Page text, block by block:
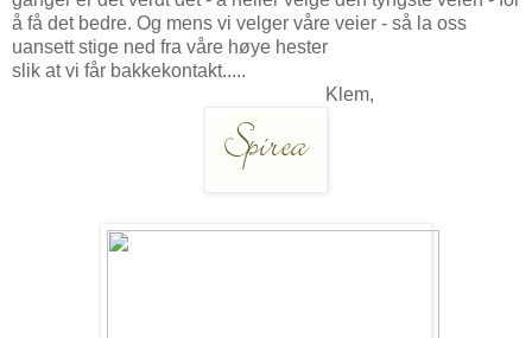
å få det bedre. Og mens vi velger våre veier - så la oss
uansett stige ned fra våre høye hester
slik at vi får bakkekontakt.....
Klem,